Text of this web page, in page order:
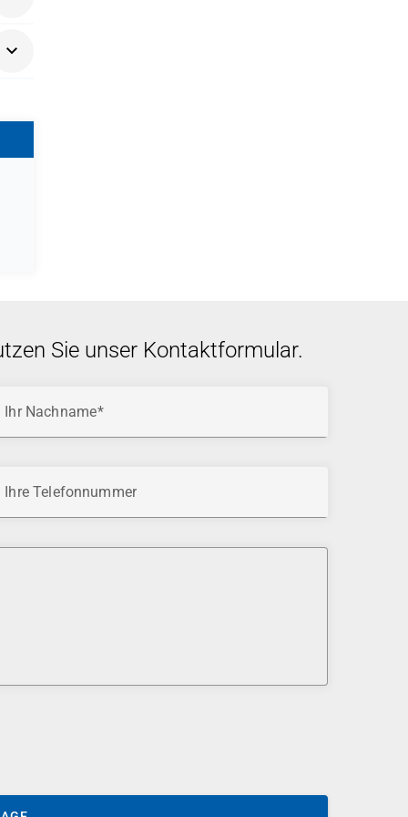
Sie unser Kontaktformular.
Ihr Nachname
Ihre Telefonnummer